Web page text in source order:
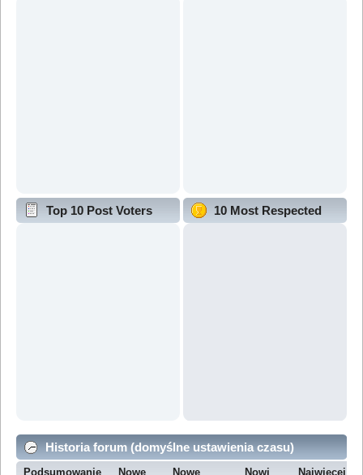
Top 10 Post Voters 10 Most Respected
Historia forum (domyślne ustawienia czasu)
Podsumowanie Nowe Nowe Nowi Najwięcej